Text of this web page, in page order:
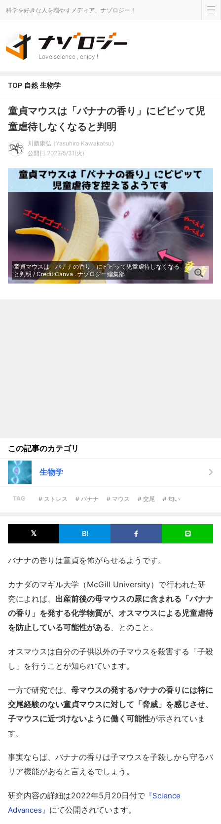
科学を好きな人を増やすメディア、ナゾロジー！
Love science , enjoy !
TOP 自然 生物学
童貞マウスは「バナナの香り」にビビッて児
童虐待しなくなると判明
川勝康弘
Yasuhiro Kawakatsu
公開日 2022/5/31(火)
童貞マウスは「バナナの香り」にビビッて児童虐待しなくなる
と判明 / Credit:Canva . ナゾロジー編集部
この記事のカテゴリ
生物学
TAG # ストレス # バナナ # マウス # 交尾 # 匂い
バナナの香りは童貞を怖がらせるようです。
カナダのマギル大学（McGill University）で行われた研
究によれば、 出産前後の母マウスの尿に含まれる「バナナ
の香り」を発する化学物質が、オスマウスによる児童虐待
を防止している可能性がある 、とのこと。
オスマウスは自分の子供以外の子マウスを殺害する「子殺
し」を行うことが知られています。
一方で研究では、 母マウスの発するバナナの香りには特に
交尾経験のない童貞マウスに対して「脅威」を感じさせ、
子マウスに近づけないように働く可能性が示されていま
す。
事実ならば、バナナの香りは子マウスを子殺しから守るバ
リア機能があると言えるでしょう。
研究内容の詳細は2022年5月20日付で 『Science
Advances』 にて公開されています。